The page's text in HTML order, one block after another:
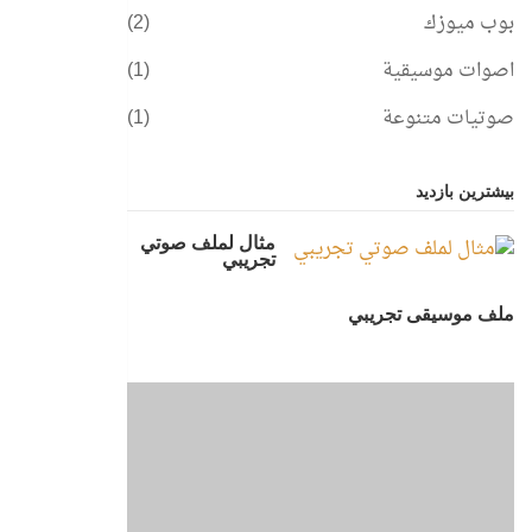
بوب ميوزك
(2)
اصوات موسيقية
(1)
صوتيات متنوعة
(1)
بیشترین بازدید
مثال لملف صوتي
تجريبي
ملف موسيقى تجريبي